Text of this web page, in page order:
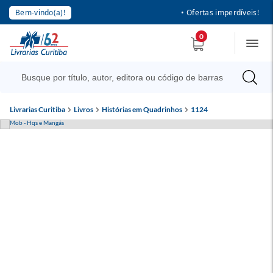
Bem-vindo(a)! • Ofertas imperdíveis!
0
Livrarias Curitiba Livros Histórias em Quadrinhos 1124